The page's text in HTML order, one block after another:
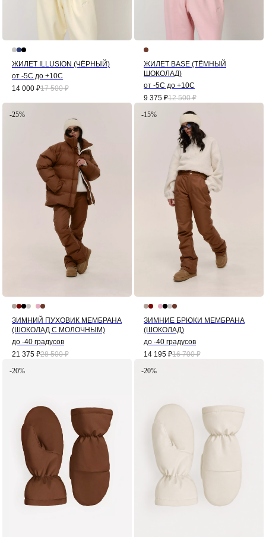
ЖИЛЕТ ILLUSION (ЧЁРНЫЙ)
от -5С до +10С
14 000 ₽17 500 ₽
ЖИЛЕТ BASE (ТЁМНЫЙ
ШОКОЛАД)
от -5С до +10С
9 375 ₽12 500 ₽
-25%
ЗИМНИЙ ПУХОВИК МЕМБРАНА
(ШОКОЛАД С МОЛОЧНЫМ)
до -40 градусов
21 375 ₽28 500 ₽
-15%
ЗИМНИЕ БРЮКИ МЕМБРАНА
(ШОКОЛАД)
до -40 градусов
14 195 ₽16 700 ₽
-20%
-20%